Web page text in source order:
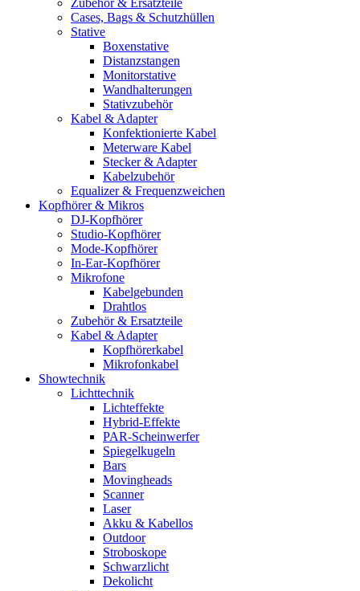
Zubehör & Ersatzteile
Cases, Bags & Schutzhüllen
Stative
Boxenstative
Distanzstangen
Monitorstative
Wandhalterungen
Stativzubehör
Kabel & Adapter
Konfektionierte Kabel
Meterware Kabel
Stecker & Adapter
Kabelzubehör
Equalizer & Frequenzweichen
Kopfhörer & Mikros
DJ-Kopfhörer
Studio-Kopfhörer
Mode-Kopfhörer
In-Ear-Kopfhörer
Mikrofone
Kabelgebunden
Drahtlos
Zubehör & Ersatzteile
Kabel & Adapter
Kopfhörerkabel
Mikrofonkabel
Showtechnik
Lichttechnik
Lichteffekte
Hybrid-Effekte
PAR-Scheinwerfer
Spiegelkugeln
Bars
Movingheads
Scanner
Laser
Akku & Kabellos
Outdoor
Stroboskope
Schwarzlicht
Dekolicht